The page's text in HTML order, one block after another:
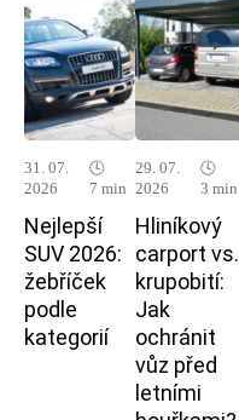
31. 07.
2026
🕓
7 min
Nejlepší
SUV 2026:
žebříček
podle
kategorií
29. 07.
2026
🕓
3 min
Hliníkový
carport vs.
krupobití:
Jak
ochránit
vůz před
letními